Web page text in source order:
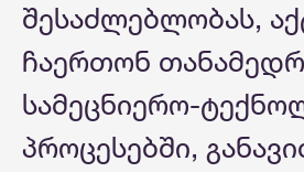
შესაძლებლობას,
ჩაერთონ
სამეცნიერო-
პროცესებში,